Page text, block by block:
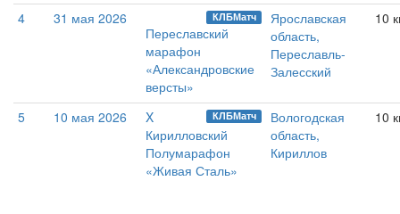
4 31 мая 2026 КЛБМатч
Переславский
марафон
«Александровские
версты»
Ярославская
область,
Переславль-
Залесский
10
5 10 мая 2026 КЛБМатч
X
Кирилловский
Полумарафон
«Живая Сталь»
Вологодская
область,
Кириллов
10